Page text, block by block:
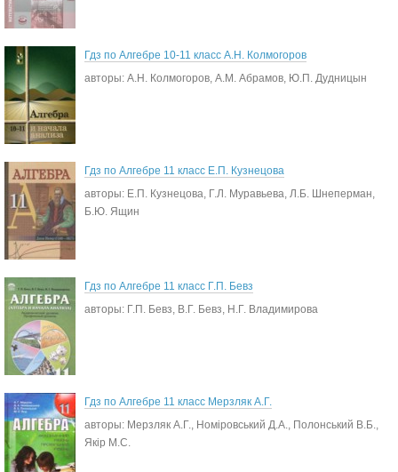
Гдз по Алгебре 10-11 класс А.Н. Колмогоров
авторы: А.Н. Колмогоров, А.М. Абрамов, Ю.П. Дудницын
Гдз по Алгебре 11 класс Е.П. Кузнецова
авторы: Е.П. Кузнецова, Г.Л. Муравьева, Л.Б. Шнеперман,
Б.Ю. Ящин
Гдз по Алгебре 11 класс Г.П. Бевз
авторы: Г.П. Бевз, В.Г. Бевз, Н.Г. Владимирова
Гдз по Алгебре 11 класс Мерзляк А.Г.
авторы: Мерзляк А.Г., Номіровський Д.А., Полонський В.Б.,
Якір М.С.